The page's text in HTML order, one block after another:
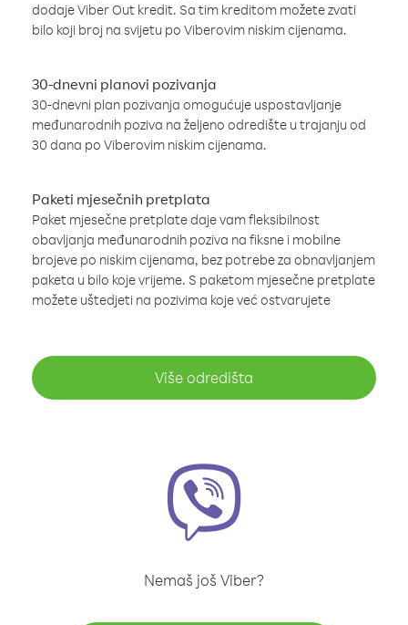
dodaje Viber Out kredit. Sa tim kreditom možete zvati
bilo koji broj na svijetu po Viberovim niskim cijenama.
30-dnevni planovi pozivanja
30-dnevni plan pozivanja omogućuje uspostavljanje
međunarodnih poziva na željeno odredište u trajanju od
30 dana po Viberovim niskim cijenama.
Paketi mjesečnih pretplata
Paket mjesečne pretplate daje vam fleksibilnost
obavljanja međunarodnih poziva na fiksne i mobilne
brojeve po niskim cijenama, bez potrebe za obnavljanjem
paketa u bilo koje vrijeme. S paketom mjesečne pretplate
možete uštedjeti na pozivima koje već ostvarujete
Više odredišta
Nemaš još Viber?